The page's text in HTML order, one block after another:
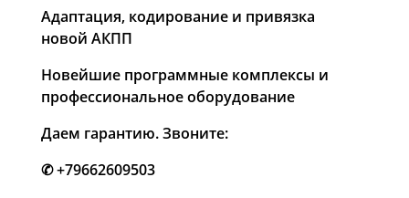
Адаптация, кодирование и привязка
новой АКПП
Новейшие программные комплексы и
профессиональное оборудование
Даем гарантию. Звоните:
✆+79662609503